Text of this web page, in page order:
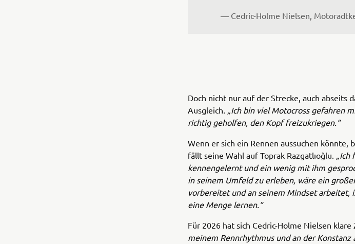
— Cedric-Holme Nielsen,
Doch nicht nur auf der Strecke, auch abseits
Ausgleich. „Ich bin viel Motocross gefahren
richtig geholfen, den Kopf freizukriegen.“
Wenn er sich ein Rennen aussuchen
fällt seine Wahl auf Toprak Razgatlıoğlu. „Ich
kennengelernt und ein wenig mit ihm
in seinem Umfeld zu erleben, wäre ein
vorbereitet und an seinem Mindset arbeitet,
eine Menge lernen.“
Für 2026 hat sich Cedric-Holme Nielsen klare
meinem Rennrhythmus und an der